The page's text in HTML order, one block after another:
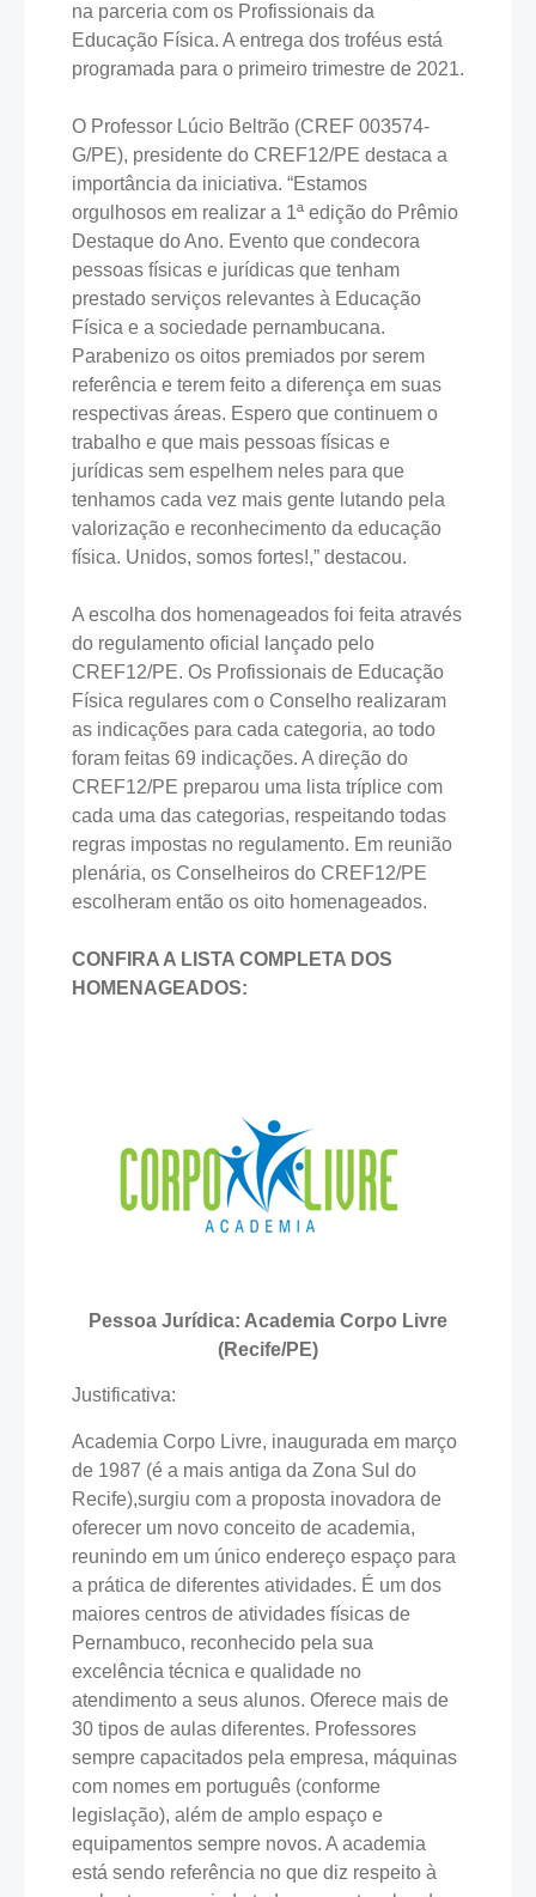
na parceria com os Profissionais da
Educação Física. A entrega dos troféus está
programada para o primeiro trimestre de 2021.
O Professor Lúcio Beltrão (CREF 003574-
G/PE), presidente do CREF12/PE destaca a
importância da iniciativa. “Estamos
orgulhosos em realizar a 1ª edição do Prêmio
Destaque do Ano. Evento que condecora
pessoas físicas e jurídicas que tenham
prestado serviços relevantes à Educação
Física e a sociedade pernambucana.
Parabenizo os oitos premiados por serem
referência e terem feito a diferença em suas
respectivas áreas. Espero que continuem o
trabalho e que mais pessoas físicas e
jurídicas sem espelhem neles para que
tenhamos cada vez mais gente lutando pela
valorização e reconhecimento da educação
física. Unidos, somos fortes!,” destacou.
A escolha dos homenageados foi feita através
do regulamento oficial lançado pelo
CREF12/PE. Os Profissionais de Educação
Física regulares com o Conselho realizaram
as indicações para cada categoria, ao todo
foram feitas 69 indicações. A direção do
CREF12/PE preparou uma lista tríplice com
cada uma das categorias, respeitando todas
regras impostas no regulamento. Em reunião
plenária, os Conselheiros do CREF12/PE
escolheram então os oito homenageados.
CONFIRA A LISTA COMPLETA DOS
HOMENAGEADOS:
Pessoa Jurídica: Academia Corpo Livre
(Recife/PE)
Justificativa:
Academia Corpo Livre, inaugurada em março
de 1987 (é a mais antiga da Zona Sul do
Recife),surgiu com a proposta inovadora de
oferecer um novo conceito de academia,
reunindo em um único endereço espaço para
a prática de diferentes atividades. É um dos
maiores centros de atividades físicas de
Pernambuco, reconhecido pela sua
excelência técnica e qualidade no
atendimento a seus alunos. Oferece mais de
30 tipos de aulas diferentes. Professores
sempre capacitados pela empresa, máquinas
com nomes em português (conforme
legislação), além de amplo espaço e
equipamentos sempre novos. A academia
está sendo referência no que diz respeito à